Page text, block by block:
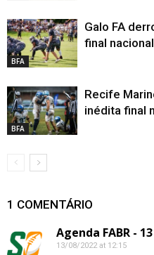
BFA
Galo FA
final
BFA
Recife
inédita final
1 COMENTÁRIO
Agenda FABR -
13/08/2022 at 12:15